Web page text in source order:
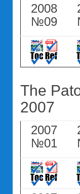
2008
№09
The
2007
2007
№01